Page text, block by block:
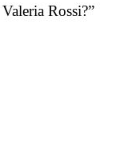
Rossi?”